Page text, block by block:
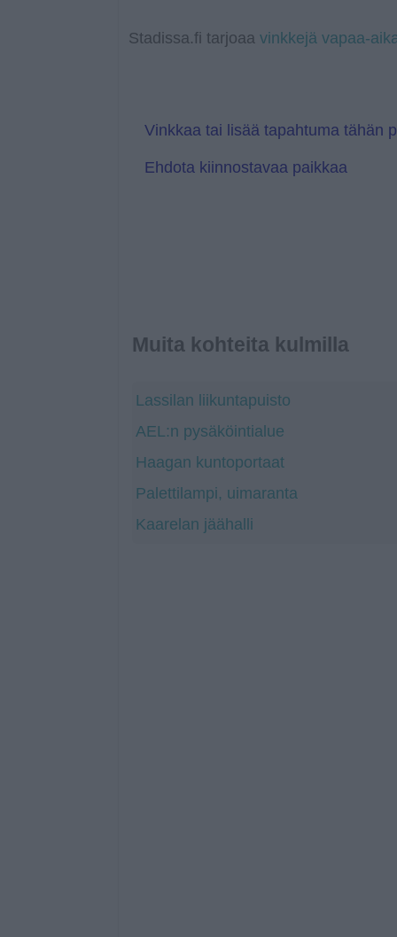
n
r
l
e
l
e
Stadissa.fi tarjoaa vinkkejä vapaa-
Vinkkaa tai lisää tapahtuma tähän
Ehdota kiinnostavaa paikkaa
Muita kohteita kulmilla
Lassilan liikuntapuisto
AEL:n pysäköintialue
Haagan kuntoportaat
Palettilampi, uimaranta
Kaarelan jäähalli